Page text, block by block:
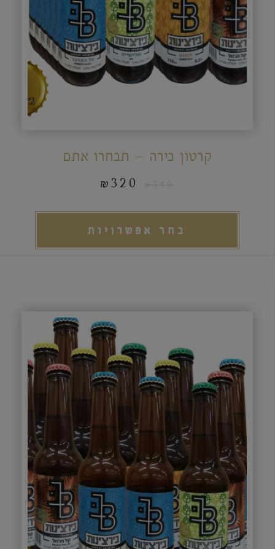
קרטון בירה – תבחרו אתם
₪ 320
בחר אפשרויות